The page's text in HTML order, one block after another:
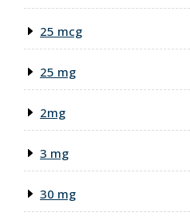
25 mcg
25 mg
2mg
3 mg
30 mg